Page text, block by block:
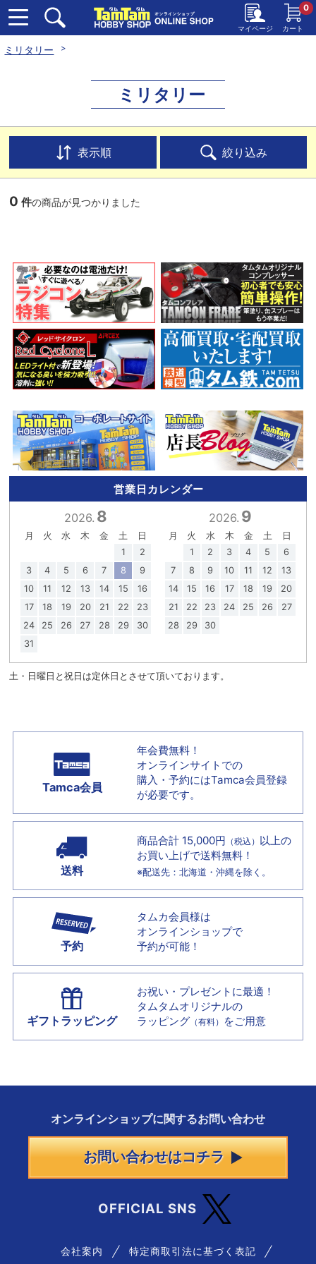
マイページ カート
0
ミリタリー
ミリタリー
表示順 絞り込み
0 件の商品が見つかりました
営業日カレンダー
2026. 8
月 火 水 木 金 土
日
1
2
3
4 5 6 7 8
9
10
11 12 13 14 15
16
17
18 19 20 21 22
23
24
25 26 27 28 29
30
31
2026. 9
月 火 水 木 金 土
日
1
2 3 4 5
6
7
8 9 10 11 12
13
14
15 16 17 18 19
20
21
22 23 24 25 26
27
28
29 30
土・日曜日と祝日は定休日とさせて頂いております。
Tamca会員
年会費無料！
オンラインサイトでの
購入・予約にはTamca会員登録
が必要です。
送料
商品合計 15,000円 （税込） 以上の
お買い上げで送料無料！
※配送先：北海道・沖縄を除く。
予約
タムカ会員様は
オンラインショップで
予約が可能！
ギフトラッピング
お祝い・プレゼントに最適！
タムタムオリジナルの
ラッピング （有料） をご用意
オンラインショップに関するお問い合わせ
お問い合わせはコチラ
OFFICIAL SNS
会社案内 特定商取引法に基づく表記